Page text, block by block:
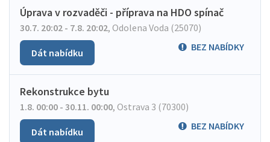
Úprava v rozvaděči - příprava na HDO spínač
30.7. 20:02 - 7.8. 20:02, Odolena Voda (25070)
BEZ NABÍDKY
Dát nabídku
Rekonstrukce bytu
1.8. 00:00 - 30.11. 00:00, Ostrava 3 (70300)
BEZ NABÍDKY
Dát nabídku